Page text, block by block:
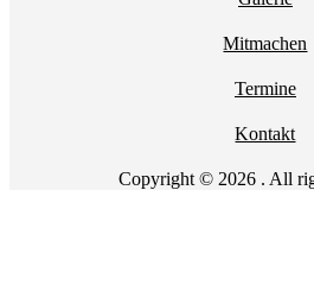
Mitmachen
Termine
Kontakt
Copyright © 2026 . All